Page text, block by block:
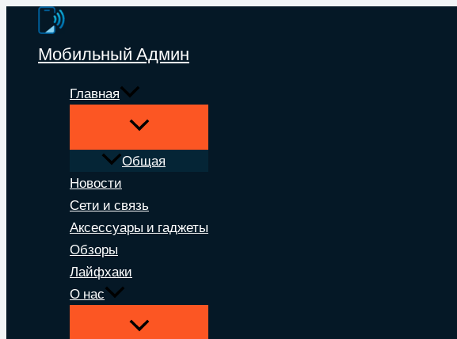
Перейти
содержимому
Мобильный Админ
Главная
Общая
Новости
Сети и связь
Аксессуары и гаджеты
Обзоры
Лайфхаки
О нас